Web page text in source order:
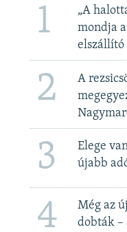
1
„A
mondja
elszállító
2
A
3
Elege
újabb
4
Még az
dobták –